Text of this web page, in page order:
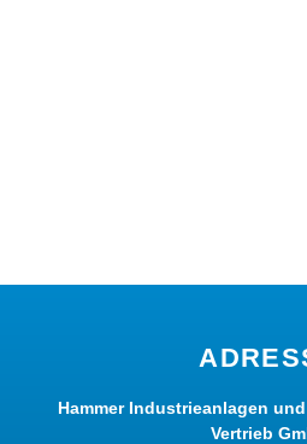
Hammer Industrieanlagen
Vertrieb